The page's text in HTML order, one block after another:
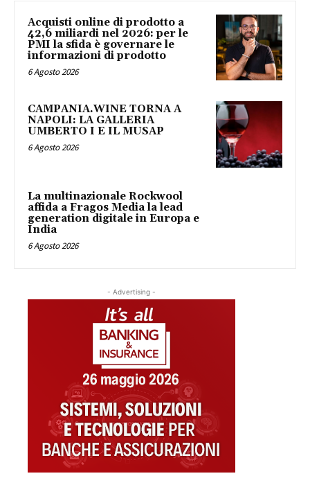
Acquisti online di prodotto a
42,6 miliardi nel 2026: per le
PMI la sfida è governare le
informazioni di prodotto
6 Agosto 2026
CAMPANIA.WINE TORNA A
NAPOLI: LA GALLERIA
UMBERTO I E IL MUSAP
6 Agosto 2026
La multinazionale Rockwool
affida a Fragos Media la lead
generation digitale in Europa e
India
6 Agosto 2026
- Advertising -